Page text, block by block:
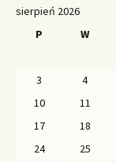
sierpień 2026
P
W
3
4
10
11
17
18
24
25